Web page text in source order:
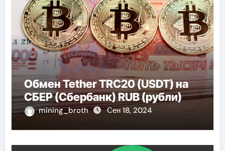
Обмен Tether TRC20 (USDT) на
СБЕР (Сбербанк) RUB (рубли)
mining_broth Сен 18, 2024